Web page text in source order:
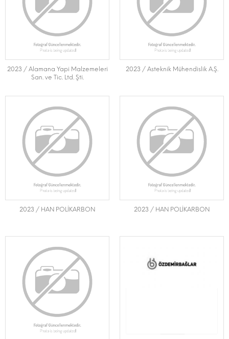
2023 / Alamana Yapi Malzemeleri
San. ve Tic. Ltd. Şti.
2023 / Asteknik Mühendislik A.Ş.
2023 / HAN POLİKARBON 2023 / HAN POLİKARBON